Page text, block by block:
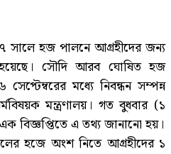
সালে হজ পালনে আগ্রহীদের জন্য
হয়েছে। সৌদি আরব ঘোষিত হজ
মধ্যে নিবন্ধন সম্পন্ন
মন্ত্রণালয়। গত বুধবার (১
বিজ্ঞপ্তিতে এ তথ্য জানানো হয়।
হজে অংশ নিতে আগ্রহীদের ১